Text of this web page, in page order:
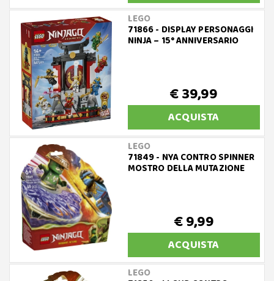
LEGO
71866 - DISPLAY PERSONAGGI
NINJA – 15° ANNIVERSARIO
€ 39,99
ACQUISTA
LEGO
71849 - NYA CONTRO SPINNER
MOSTRO DELLA MUTAZIONE
€ 9,99
ACQUISTA
LEGO